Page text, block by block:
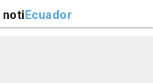
notiEcuador